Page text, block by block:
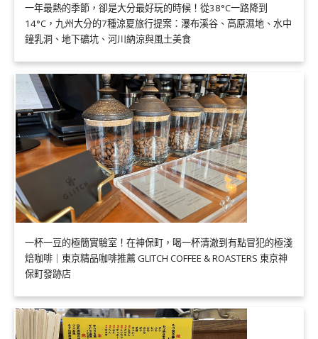
一年最熱的季節，卻是大分最好玩的時候！從38°C一路降到
14°C，九州大分的7種涼夏旅行提案：瀑布溪谷、高原濕地、水中
鐘乳洞、地下礦坑、河川納涼與風土美食
一杯一豆的極簡實驗室！在神保町，喝一杯清澈到有點冒犯的極淺
焙咖啡｜東京精品咖啡推薦 GLITCH COFFEE & ROASTERS 東京神
保町發跡店